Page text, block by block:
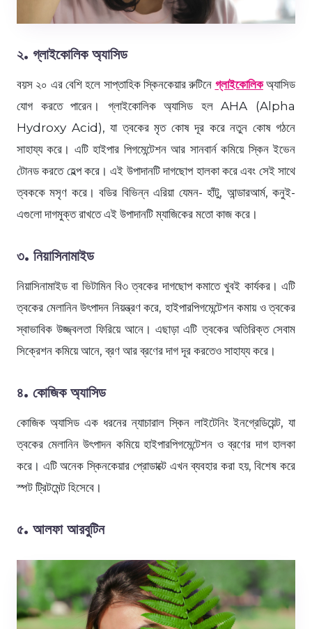
২. গ্লাইকোলিক অ্যাসিড
বয়স ২০ এর বেশি হলে সাপ্তাহিক স্কিনকেয়ার রুটিনে গ্লাইকোলিকঅ্যাসিড
যোগ করতে পারেন। গ্লাইকোলিক অ্যাসিড হল AHA (Alpha
Hydroxy Acid), যা ত্বকের মৃত কোষ দূর করে নতুন কোষ গঠনে
সাহায্য করে। এটি হাইপার পিগমেন্টেশন আর সানবার্ন কমিয়ে স্কিন ইভেন
টোনড করতে হেল্প করে। এই উপাদানটি দাগছোপ হালকা করে এবং সেই সাথে
ত্বককে মসৃণ করে। বডির বিভিন্ন এরিয়া যেমন- হাঁটু, আন্ডারআর্ম, কনুই-
এগুলো দাগমুক্ত রাখতে এই উপাদানটি ম্যাজিকের মতো কাজ করে।
৩. নিয়াসিনামাইড
নিয়াসিনামাইড বা ভিটামিন বি৩ ত্বকের দাগছোপ কমাতে খুবই কার্যকর। এটি
ত্বকের মেলানিন উৎপাদন নিয়ন্ত্রণ করে, হাইপারপিগমেন্টেশন কমায় ও ত্বকের
স্বাভাবিক উজ্জ্বলতা ফিরিয়ে আনে। এছাড়া এটি ত্বকের অতিরিক্ত সেবাম
সিক্রেশন কমিয়ে আনে, ব্রণ আর ব্রণের দাগ দূর করতেও সাহায্য করে।
৪. কোজিক অ্যাসিড
কোজিক অ্যাসিড এক ধরনের ন্যাচারাল স্কিন লাইটেনিং ইনগ্রেডিয়েন্ট, যা
ত্বকের মেলানিন উৎপাদন কমিয়ে হাইপারপিগমেন্টেশন ও ব্রণের দাগ হালকা
করে। এটি অনেক স্কিনকেয়ার প্রোডাক্টে এখন ব্যবহার করা হয়, বিশেষ করে
স্পট ট্রিটমেন্ট হিসেবে।
৫. আলফা আরবুটিন